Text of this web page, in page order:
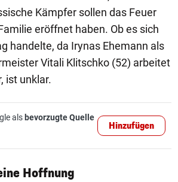
Kämpfer sollen das Feuer
eröffnet haben. Ob es sich
handelte, da Irynas Ehemann als
Vitali Klitschko (52) arbeitet
ist unklar.
als bevorzugte Quelle
Hinzufügen
Hoffnung